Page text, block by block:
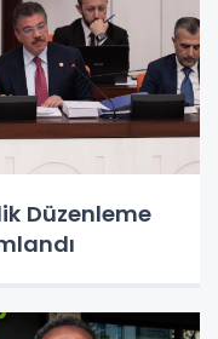
Düzenleme